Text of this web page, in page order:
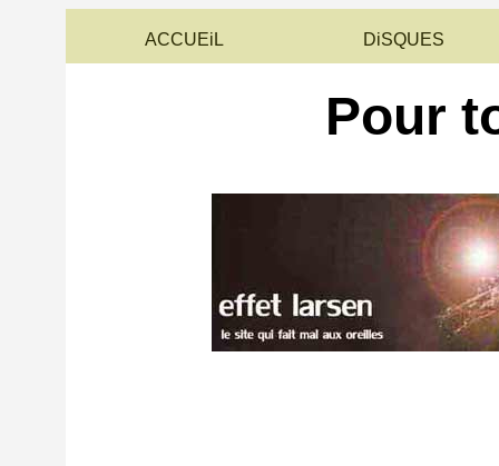
ACCUEiL DiSQUES
Pour